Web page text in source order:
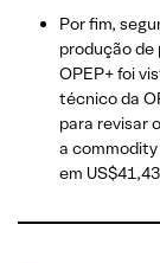
Por fim,
produção
OPEP+ foi
técnico da
para revisar
a
em